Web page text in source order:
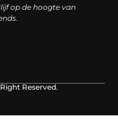
op de hoogte van
Reserved.